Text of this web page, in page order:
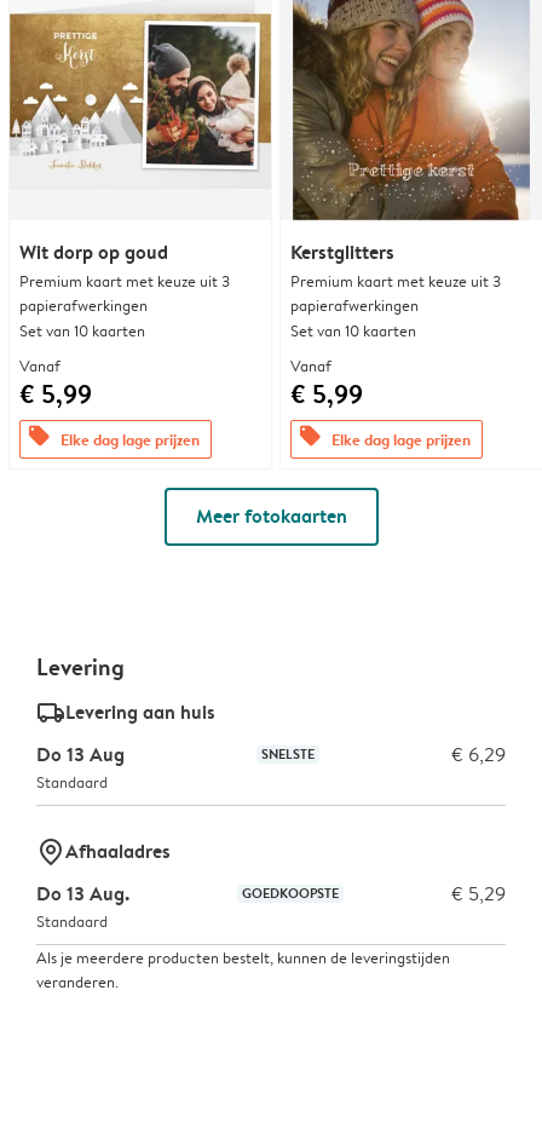
Wit dorp op goud
Premium kaart met keuze uit 3
papierafwerkingen
Set van 10 kaarten
Vanaf
€ 5,99
offers Elke dag lage prijzen
Kerstglitters
Premium kaart met keuze uit 3
papierafwerkingen
Set van 10 kaarten
Vanaf
€ 5,99
offers Elke dag lage prijzen
Meer fotokaarten
Levering
delivery_standard_v2Levering aan huis
Do 13 Aug
SNELSTE € 6,29
Standaard
marker-pinAfhaaladres
Do 13 Aug.
GOEDKOOPSTE € 5,29
Standaard
Als je meerdere producten bestelt, kunnen de leveringstijden
veranderen.